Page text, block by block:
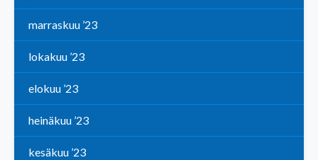
marraskuu ’23
lokakuu ’23
elokuu ’23
heinäkuu ’23
kesäkuu ’23